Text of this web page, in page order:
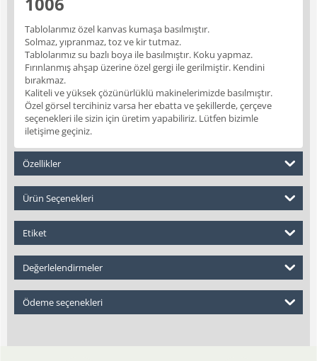
Tablolarımız özel kanvas kumaşa basılmıştır.
Solmaz, yıpranmaz, toz ve kir tutmaz.
Tablolarımız su bazlı boya ile basılmıştır. Koku yapmaz.
Fırınlanmış ahşap üzerine özel gergi ile gerilmiştir. Kendini
bırakmaz.
Kaliteli ve yüksek çözünürlüklü makinelerimizde basılmıştır.
Özel görsel tercihiniz varsa her ebatta ve şekillerde, çerçeve
seçenekleri ile sizin için üretim yapabiliriz. Lütfen bizimle
iletişime geçiniz.
Özellikler
Ürün Seçenekleri
Etiket
Değerlelendirmeler
Ödeme seçenekleri